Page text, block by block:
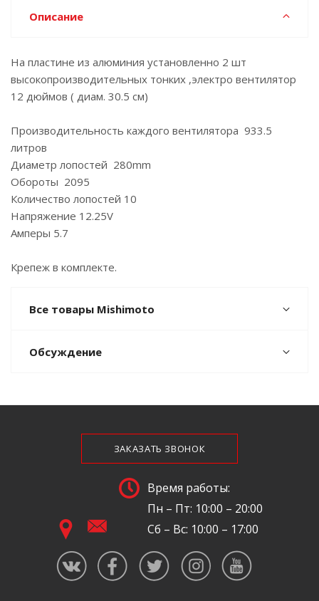
Описание
На пластине из алюминия установленно 2 шт
высокопроизводительных тонких ,электро вентилятор
12 дюймов ( диам. 30.5 см)
Производительность каждого вентилятора 933.5
литров
Диаметр лопостей 280mm
Обороты 2095
Количество лопостей 10
Напряжение 12.25V
Амперы 5.7
Крепеж в комплекте.
Все товары Mishimoto
Обсуждение
ЗАКАЗАТЬ ЗВОНОК
Время работы:
Пн – Пт: 10:00 – 20:00
Сб – Вс: 10:00 – 17:00